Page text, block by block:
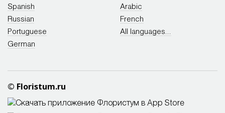
Spanish
Russian
Arabic
French
Portuguese
German
All languages...
© Floristum.ru